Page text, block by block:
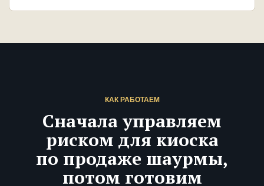
КАК РАБОТАЕМ
Сначала управляем
риском для киоска
по продаже шаурмы,
потом готовим